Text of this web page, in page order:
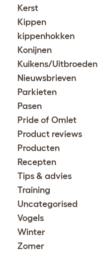
Kerst
Kippen
kippenhokken
Konijnen
Kuikens/Uitbroeden
Nieuwsbrieven
Parkieten
Pasen
Pride of Omlet
Product reviews
Producten
Recepten
Tips & advies
Training
Uncategorised
Vogels
Winter
Zomer